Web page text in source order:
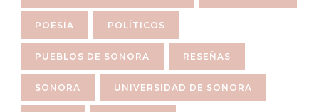
POESÍA POLÍTICOS
PUEBLOS DE SONORA RESEÑAS
SONORA UNIVERSIDAD DE SONORA